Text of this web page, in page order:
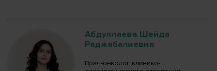
Абдуллаева Шейда
Раджабалиевна
Врач-онколог клинико-